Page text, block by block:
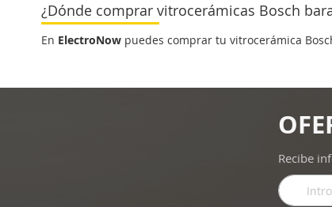
¿Dónde comprar vitrocerámicas Bosch
En ElectroNow puedes comprar tu vitrocerámica
Recibe
Inscríbase
a